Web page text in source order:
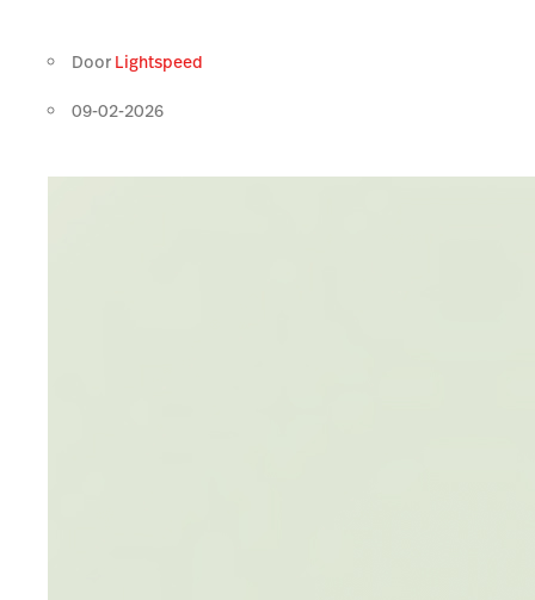
Door Lightspeed
09-02-2026